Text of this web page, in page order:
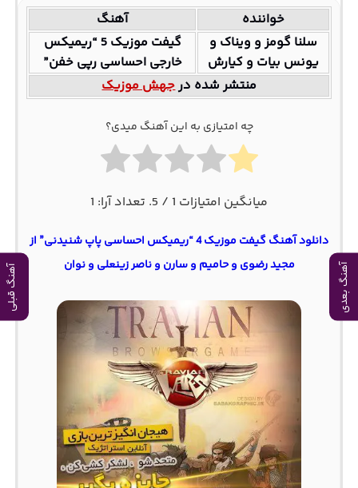
آهنگ بعدی آهنگ قبلی
خواننده
آهنگ
سلنا گومز و ویناک و
یونس بیات و کیارش
گیفت موزیک 5 “ریمیکس
خارجی احساسی رپی خفن”
منتشر شده درجهش موزیک
چه امتیازی به این آهنگ میدی؟
میانگین امتیازات 1 / 5. تعداد آرا: 1
دانلود آهنگ گیفت موزیک 4 “ریمیکس احساسی پاپ شنیدنی” از
مجید رضوی و حامیم و سارن و ناصر زینعلی و نوان